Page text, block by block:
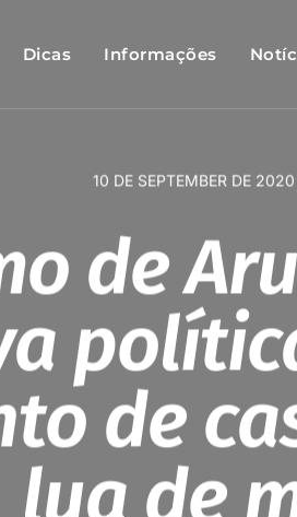
Dicas Informações
10 DE SEPTEMBER DE 2020
de
de
lua de